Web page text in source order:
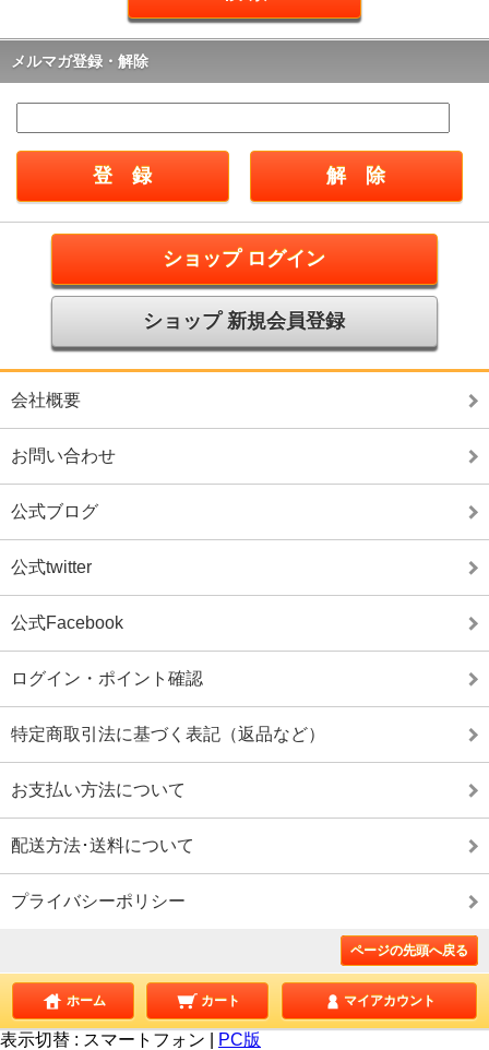
メルマガ登録・解除
ショップ ログイン
ショップ 新規会員登録
会社概要
お問い合わせ
公式ブログ
公式twitter
公式Facebook
ログイン・ポイント確認
特定商取引法に基づく表記（返品など）
お支払い方法について
配送方法･送料について
プライバシーポリシー
ページの先頭へ戻る
ホーム カート マイアカウント
表示切替 : スマートフォン PC版